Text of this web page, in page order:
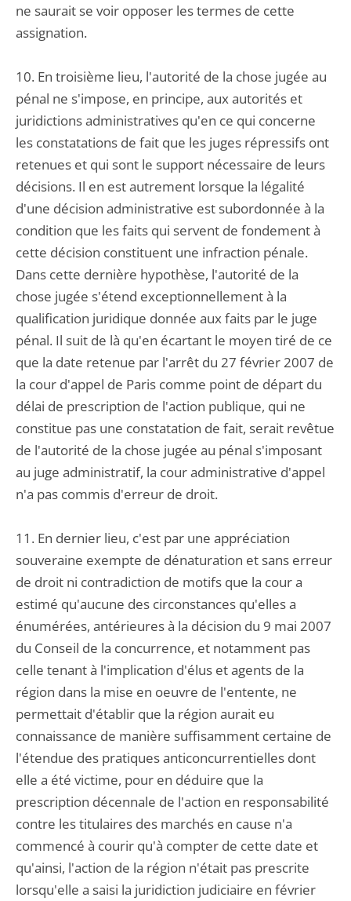
ne saurait se voir opposer les termes de cette
assignation.
10. En troisième lieu, l'autorité de la chose jugée au
pénal ne s'impose, en principe, aux autorités et
juridictions administratives qu'en ce qui concerne
les constatations de fait que les juges répressifs ont
retenues et qui sont le support nécessaire de leurs
décisions. Il en est autrement lorsque la légalité
d'une décision administrative est subordonnée à la
condition que les faits qui servent de fondement à
cette décision constituent une infraction pénale.
Dans cette dernière hypothèse, l'autorité de la
chose jugée s'étend exceptionnellement à la
qualification juridique donnée aux faits par le juge
pénal. Il suit de là qu'en écartant le moyen tiré de ce
que la date retenue par l'arrêt du 27 février 2007 de
la cour d'appel de Paris comme point de départ du
délai de prescription de l'action publique, qui ne
constitue pas une constatation de fait, serait revêtue
de l'autorité de la chose jugée au pénal s'imposant
au juge administratif, la cour administrative d'appel
n'a pas commis d'erreur de droit.
11. En dernier lieu, c'est par une appréciation
souveraine exempte de dénaturation et sans erreur
de droit ni contradiction de motifs que la cour a
estimé qu'aucune des circonstances qu'elles a
énumérées, antérieures à la décision du 9 mai 2007
du Conseil de la concurrence, et notamment pas
celle tenant à l'implication d'élus et agents de la
région dans la mise en oeuvre de l'entente, ne
permettait d'établir que la région aurait eu
connaissance de manière suffisamment certaine de
l'étendue des pratiques anticoncurrentielles dont
elle a été victime, pour en déduire que la
prescription décennale de l'action en responsabilité
contre les titulaires des marchés en cause n'a
commencé à courir qu'à compter de cette date et
qu'ainsi, l'action de la région n'était pas prescrite
lorsqu'elle a saisi la juridiction judiciaire en février